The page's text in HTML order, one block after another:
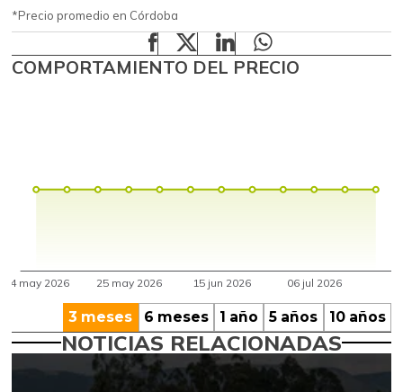
*Precio promedio en Córdoba
COMPORTAMIENTO DEL PRECIO
3 meses 6 meses 1 año 5 años 10 años
NOTICIAS RELACIONADAS